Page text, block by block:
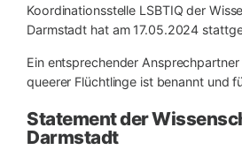
Koordinationsstelle LSBTIQ der
Darmstadt hat am 17.05.2024
Ein entsprechender
queerer Flüchtlinge ist benannt und
Statement der
Darmstadt